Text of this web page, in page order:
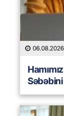
06.08.2026